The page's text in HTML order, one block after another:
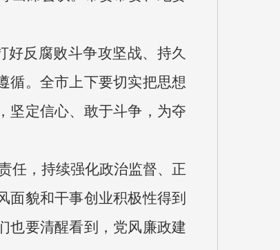
反腐败斗争攻坚战、持久
循。全市上下要切实把思想
坚定信心、敢于斗争，为夺
任，持续强化政治监督、正
面貌和干事创业积极性得到
也要清醒看到，党风廉政建